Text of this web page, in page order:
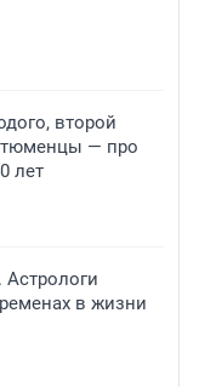
второй
тюменцы — про
лет
в жизни